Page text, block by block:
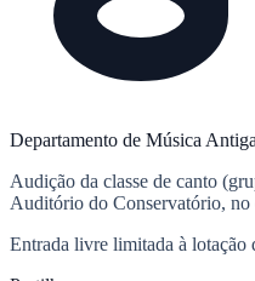
Departamento de Música Antiga
Audição da classe de canto
Auditório do Conservatório, no
Entrada livre limitada à lotação